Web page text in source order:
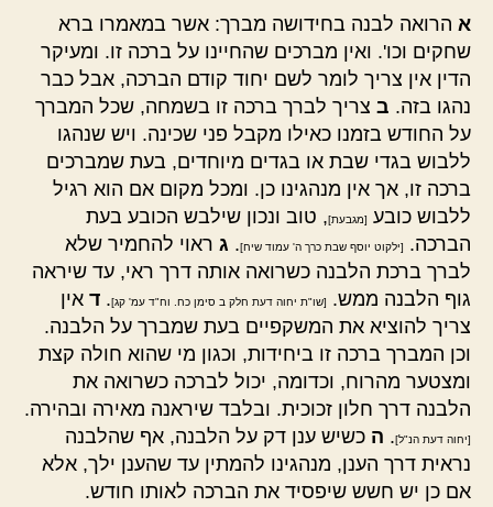
א הרואה לבנה בחידושה מברך: אשר במאמרו ברא
שחקים וכו'. ואין מברכים שהחיינו על ברכה זו. ומעיקר
הדין אין צריך לומר לשם יחוד קודם הברכה, אבל כבר
נהגו בזה. ב צריך לברך ברכה זו בשמחה, שכל המברך
על החודש בזמנו כאילו מקבל פני שכינה. ויש שנהגו
ללבוש בגדי שבת או בגדים מיוחדים, בעת שמברכים
ברכה זו, אך אין מנהגינו כן. ומכל מקום אם הוא רגיל
ללבוש כובע [מגבעת], טוב ונכון שילבש הכובע בעת
הברכה.
[ילקוט יוסף שבת כרך ה' עמוד שיח]. ג ראוי להחמיר שלא
לברך ברכת הלבנה כשרואה אותה דרך ראי, עד שיראה
גוף הלבנה ממש.
[שו"ת יחוה דעת חלק ב סימן כח. וח"ד עמ' קג]. ד אין
צריך להוציא את המשקפיים בעת שמברך על הלבנה.
וכן המברך ברכה זו ביחידות, וכגון מי שהוא חולה קצת
ומצטער מהרוח, וכדומה, יכול לברכה כשרואה את
הלבנה דרך חלון זכוכית. ובלבד שיראנה מאירה ובהירה.
[יחוה דעת הנ"ל]. ה כשיש ענן דק על הלבנה, אף שהלבנה
נראית דרך הענן, מנהגינו להמתין עד שהענן ילך, אלא
אם כן יש חשש שיפסיד את הברכה לאותו חודש.